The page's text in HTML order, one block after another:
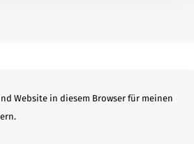
Website in diesem Browser für meinen